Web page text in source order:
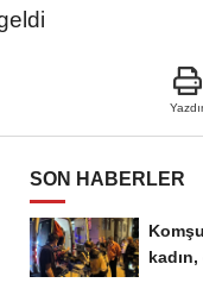
Yazdır
SON HABERLER